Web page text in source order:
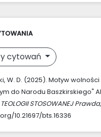
cytowań
W. D. (2025). Motyw
do Narodu Baszkirskiego"
TEOLOGII STOSOWANEJ
10.21697/bts.16336